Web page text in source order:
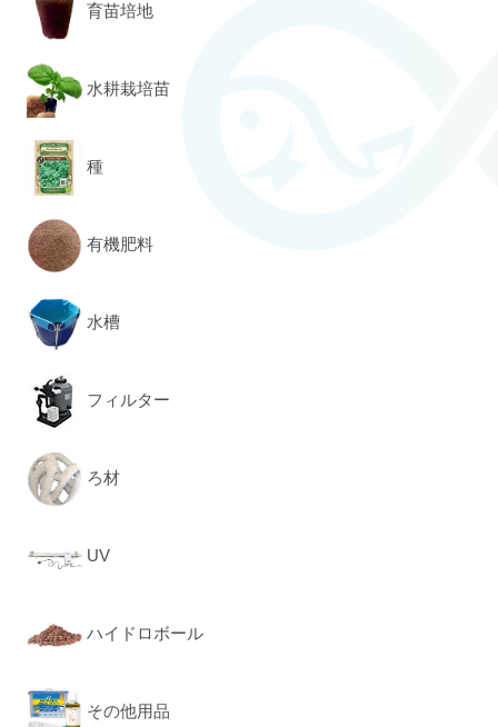
育苗培地
水耕栽培苗
種
有機肥料
水槽
フィルター
ろ材
UV
ハイドロボール
その他用品